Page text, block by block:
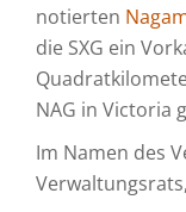
notierten
die SXG ein
NAG in Victoria
Im Namen des
Verwaltungsrats,